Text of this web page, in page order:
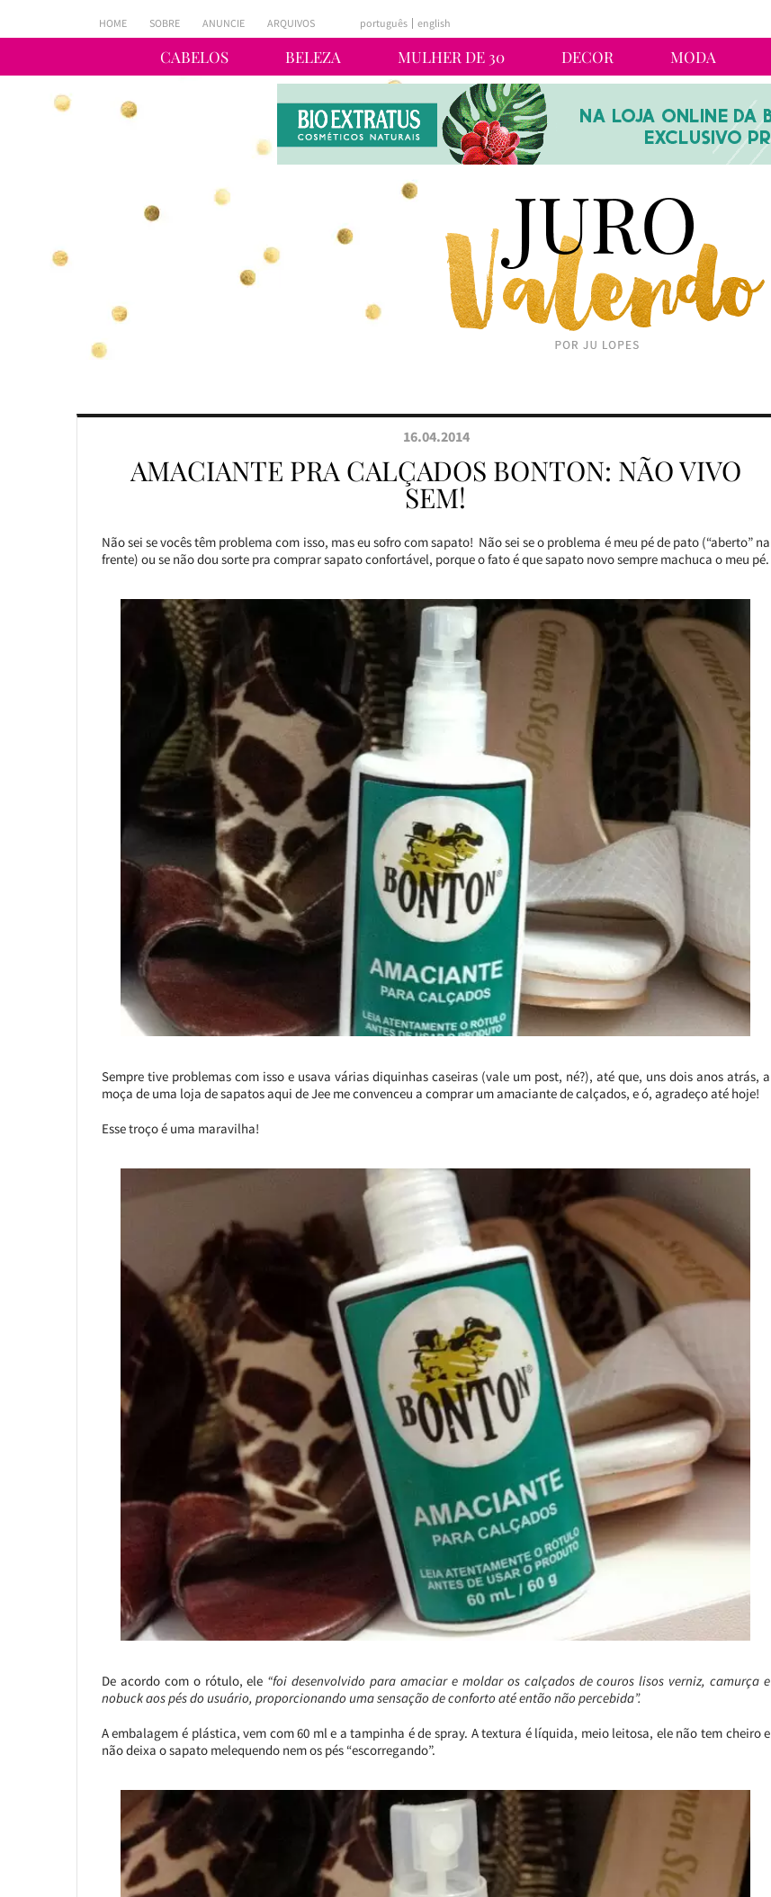
CABELOS BELEZA MULHER DE 30 DECOR MODA
HOME SOBRE ANUNCIE ARQUIVOS português english
16.04.2014
AMACIANTE PRA CALÇADOS BONTON: NÃO VIVO
SEM!
Não sei se vocês têm problema com isso, mas eu sofro com sapato! Não sei se o problema é meu pé de pato (“aberto” na
frente) ou se não dou sorte pra comprar sapato confortável, porque o fato é que sapato novo sempre machuca o meu pé.
Sempre tive problemas com isso e usava várias diquinhas caseiras (vale um post, né?), até que, uns dois anos atrás, a
moça de uma loja de sapatos aqui de Jee me convenceu a comprar um amaciante de calçados, e ó, agradeço até hoje!
Esse troço é uma maravilha!
De acordo com o rótulo, ele “foi desenvolvido para amaciar e moldar os calçados de couros lisos verniz, camurça e
nobuck aos pés do usuário, proporcionando uma sensação de conforto até então não percebida”.
A embalagem é plástica, vem com 60 ml e a tampinha é de spray. A textura é líquida, meio leitosa, ele não tem cheiro e
não deixa o sapato melequendo nem os pés “escorregando”.